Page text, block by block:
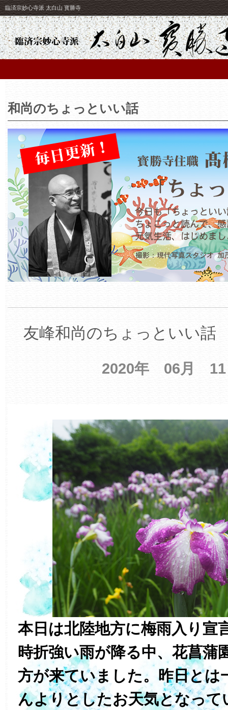
臨済宗妙心寺派 太白山 寳勝寺
和尚のちょっといい話
友峰和尚のちょっといい話
2020年 06月
本日は北陸地方に梅雨入り宣
時折強い雨が降る中、花菖蒲
方が来ていました。昨日とは
んよりとしたお天気となって